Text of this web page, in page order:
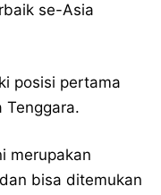
se-Asia
posisi pertama
Tenggara.
merupakan
bisa ditemukan